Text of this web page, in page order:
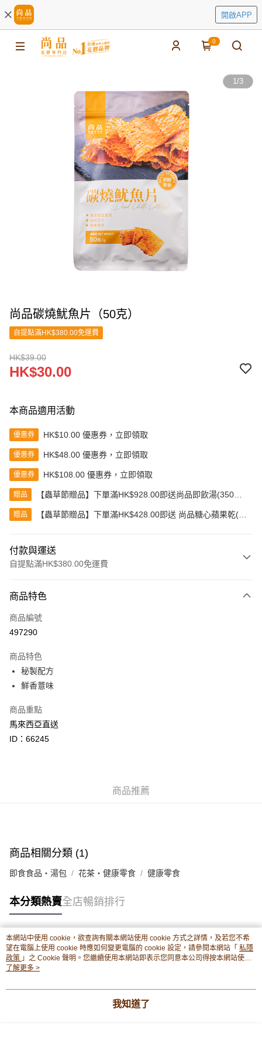
開啟APP
0
1/3
尚品碳燒魷魚片（50克）
自提點滿HK$380.00免運費
HK$39.00
HK$30.00
本商品適用活動
優惠券 HK$10.00 優惠券，立即領取
優惠券 HK$48.00 優惠券，立即領取
優惠券 HK$108.00 優惠券，立即領取
贈品
【蟲草節贈品】下單滿HK$928.00即送尚品即飲湯(350克)
贈品
【蟲草節贈品】下單滿HK$428.00即送 尚品糖心蘋果乾(80
付款與運送
自提點滿HK$380.00免運費
信用卡
Apple Pay
AlipayHK
PayMe
WeChat Pay
豐銀行戶口：652-589300-838 收款人：PREMIER FOOD LTD 請於24小時
每筆HK$80.00，滿HK$380.00或以上免運費
順豐站及順豐自提點
滿$380免運費 - 送貨到家(3-5個工作天內送達)
付款後門市自取 (3-6天可到店取) (取貨請自備購物袋)
每筆HK$80.00，滿HK$380.00或以上免運費
商品特色
商品編號
497290
商品特色
秘製配方
鮮香薏味
商品重點
馬來西亞直送
ID：66245
商品推薦
商品相關分類 (1)
即食食品・湯包 花茶・健康零食 健康零食
本分類熱賣全店暢銷排行
熱門標籤
熱銷排行
本網站中使用 cookie，欲查詢有關本網站使用 cookie 方式之詳情，及若您不希
望在電腦上使用 cookie 時應如何變更電腦的 cookie 設定，請參閱本網站「 私隱
政策 」之 Cookie 聲明。您繼續使用本網站即表示您同意本公司得按本網站使用
條款之 Cookie 聲明使用 cookie。
了解更多 >
我知道了